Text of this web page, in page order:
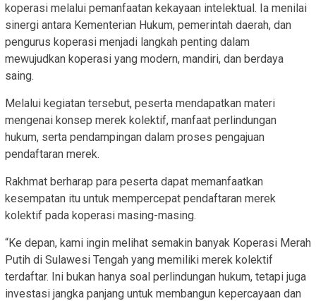
koperasi melalui pemanfaatan kekayaan intelektual. Ia menilai
sinergi antara Kementerian Hukum, pemerintah daerah, dan
pengurus koperasi menjadi langkah penting dalam
mewujudkan koperasi yang modern, mandiri, dan berdaya
saing.
Melalui kegiatan tersebut, peserta mendapatkan materi
mengenai konsep merek kolektif, manfaat perlindungan
hukum, serta pendampingan dalam proses pengajuan
pendaftaran merek.
Rakhmat berharap para peserta dapat memanfaatkan
kesempatan itu untuk mempercepat pendaftaran merek
kolektif pada koperasi masing-masing.
“Ke depan, kami ingin melihat semakin banyak Koperasi Merah
Putih di Sulawesi Tengah yang memiliki merek kolektif
terdaftar. Ini bukan hanya soal perlindungan hukum, tetapi juga
investasi jangka panjang untuk membangun kepercayaan dan